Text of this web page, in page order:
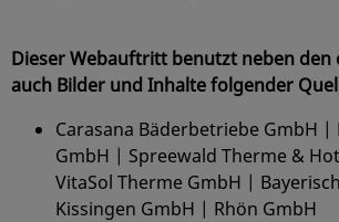
Dieser Webauftritt benutzt neben den
auch Bilder und Inhalte folgender
Carasana Bäderbetriebe GmbH |
GmbH | Spreewald Therme &
VitaSol Therme GmbH |
Kissingen GmbH | Rhön GmbH